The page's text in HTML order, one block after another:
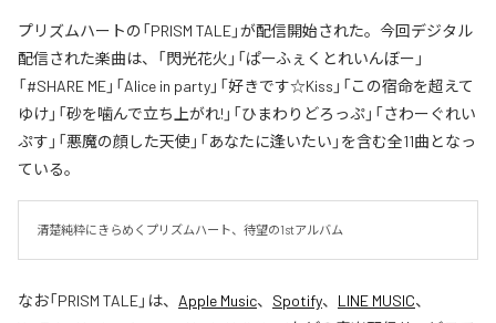
プリズムハートの「PRISM TALE」が配信開始された。今回デジタル
配信された楽曲は、「閃光花火」「ぱーふぇくとれいんぼー」
「#SHARE ME」「Alice in party」「好きです☆Kiss」「この宿命を超えて
ゆけ」「砂を噛んで立ち上がれ!」「ひまわりどろっぷ」「さわーぐれい
ぷす」「悪魔の顔した天使」「あなたに逢いたい」を含む全11曲となっ
ている。
清楚純粋にきらめくプリズムハート、待望の1stアルバム
なお「PRISM TALE」は、 Apple Music、 Spotify、 LINE MUSIC、